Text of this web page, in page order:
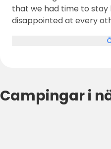
that we had time to stay
disappointed at every
Campingar i